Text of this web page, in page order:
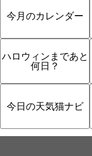
今月のカレンダー
ハロウィンまであと
何日？
今日の天気猫ナビ